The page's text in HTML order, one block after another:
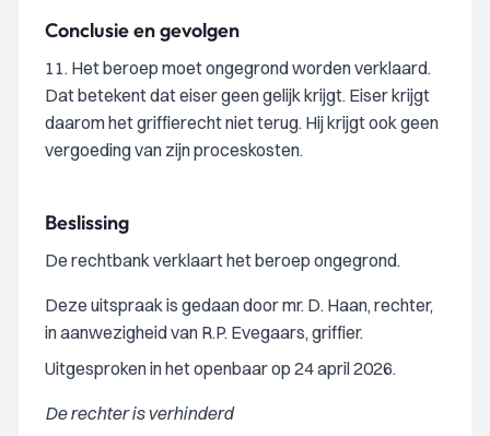
Conclusie en gevolgen
11. Het beroep moet ongegrond worden verklaard.
Dat betekent dat eiser geen gelijk krijgt. Eiser krijgt
daarom het griffierecht niet terug. Hij krijgt ook geen
vergoeding van zijn proceskosten.
Beslissing
De rechtbank verklaart het beroep ongegrond.
Deze uitspraak is gedaan door mr. D. Haan, rechter,
in aanwezigheid van R.P. Evegaars, griffier.
Uitgesproken in het openbaar op 24 april 2026.
De rechter is verhinderd